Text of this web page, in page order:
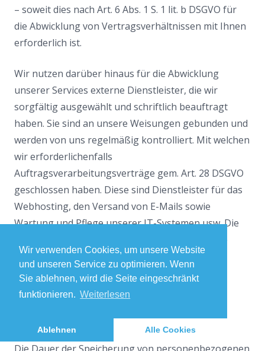
Wir verwenden Cookies, um unsere Website
und unseren Service zu optimieren. Wenn
Sie ablehnen, wird die Seite eingeschränkt
funktionieren. Weiterlesen
Ablehnen Alle Cookies
– soweit dies nach Art. 6 Abs. 1 S. 1 lit. b DSGVO für
die Abwicklung von Vertragsverhältnissen mit Ihnen
erforderlich ist.
Wir nutzen darüber hinaus für die Abwicklung
unserer Services externe Dienstleister, die wir
sorgfältig ausgewählt und schriftlich beauftragt
haben. Sie sind an unsere Weisungen gebunden und
werden von uns regelmäßig kontrolliert. Mit welchen
wir erforderlichenfalls
Auftragsverarbeitungsverträge gem. Art. 28 DSGVO
geschlossen haben. Diese sind Dienstleister für das
Webhosting, den Versand von E-Mails sowie
Wartung und Pflege unserer IT-Systemen usw. Die
weitergeben.
Dauer der Speicherung
personenbezogener Daten
Die Dauer der Speicherung von personenbezogenen